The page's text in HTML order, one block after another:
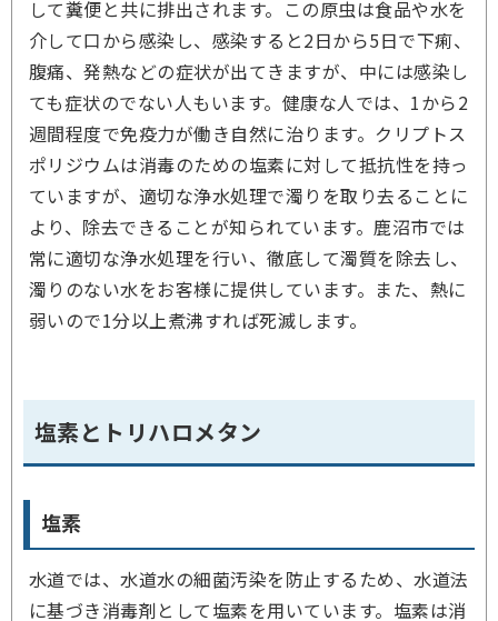
して糞便と共に排出されます。この原虫は食品や水を
介して口から感染し、感染すると2日から5日で下痢、
腹痛、発熱などの症状が出てきますが、中には感染し
ても症状のでない人もいます。健康な人では、1から2
週間程度で免疫力が働き自然に治ります。クリプトス
ポリジウムは消毒のための塩素に対して抵抗性を持っ
ていますが、適切な浄水処理で濁りを取り去ることに
より、除去できることが知られています。鹿沼市では
常に適切な浄水処理を行い、徹底して濁質を除去し、
濁りのない水をお客様に提供しています。また、熱に
弱いので1分以上煮沸すれば死滅します。
塩素とトリハロメタン
塩素
水道では、水道水の細菌汚染を防止するため、水道法
に基づき消毒剤として塩素を用いています。塩素は消